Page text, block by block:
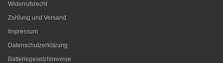
Widerrufsrecht
Zahlung und Versand
Impressum
Datenschutzerklärung
Batteriegesetzhinweise